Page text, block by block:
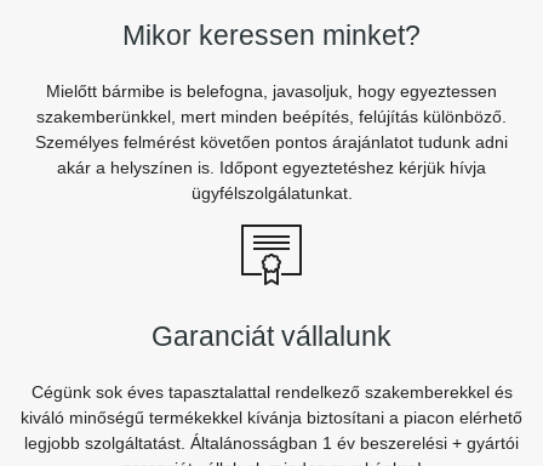
Mikor keressen minket?
Mielőtt bármibe is belefogna, javasoljuk, hogy egyeztessen
szakemberünkkel, mert minden beépítés, felújítás különböző.
Személyes felmérést követően pontos árajánlatot tudunk adni
akár a helyszínen is. Időpont egyeztetéshez kérjük hívja
ügyfélszolgálatunkat.
Garanciát vállalunk
Cégünk sok éves tapasztalattal rendelkező szakemberekkel és
kiváló minőségű termékekkel kívánja biztosítani a piacon elérhető
legjobb szolgáltatást. Általánosságban 1 év beszerelési + gyártói